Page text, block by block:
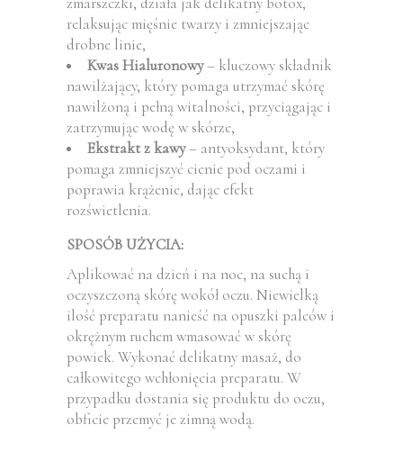
relaksując mięśnie twarzy i zmniejszając
drobne linie,
Kwas Hialuronowy– kluczowy składnik
nawilżający, który pomaga utrzymać skórę
nawilżoną i pełną witalności, przyciągając i
zatrzymując wodę w skórze,
Ekstrakt z kawy– antyoksydant, który
pomaga zmniejszyć cienie pod oczami i
poprawia krążenie, dając efekt
rozświetlenia.
SPOSÓB UŻYCIA:
Aplikować na dzień i na noc, na suchą i
oczyszczoną skórę wokół oczu. Niewielką
ilość preparatu nanieść na opuszki palców i
okrężnym ruchem wmasować w skórę
powiek. Wykonać delikatny masaż, do
całkowitego wchłonięcia preparatu. W
przypadku dostania się produktu do oczu,
obficie przemyć je zimną wodą.